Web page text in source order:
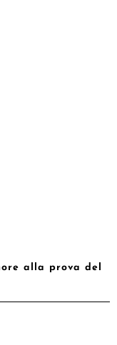
alla prova del